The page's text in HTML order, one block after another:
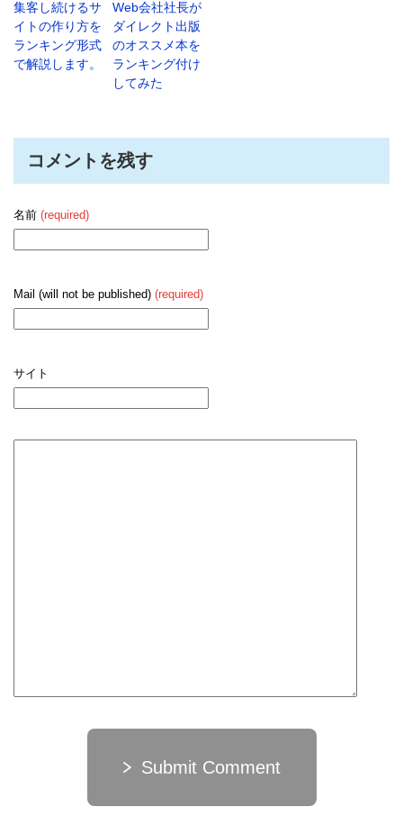
集客し続けるサ
イトの作り方を
ランキング形式
で解説します。
Web会社社長が
ダイレクト出版
のオススメ本を
ランキング付け
してみた
コメントを残す
名前 (required)
Mail (will not be published) (required)
サイト
Submit Comment